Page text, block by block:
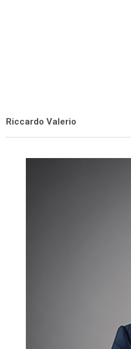
Riccardo Valerio